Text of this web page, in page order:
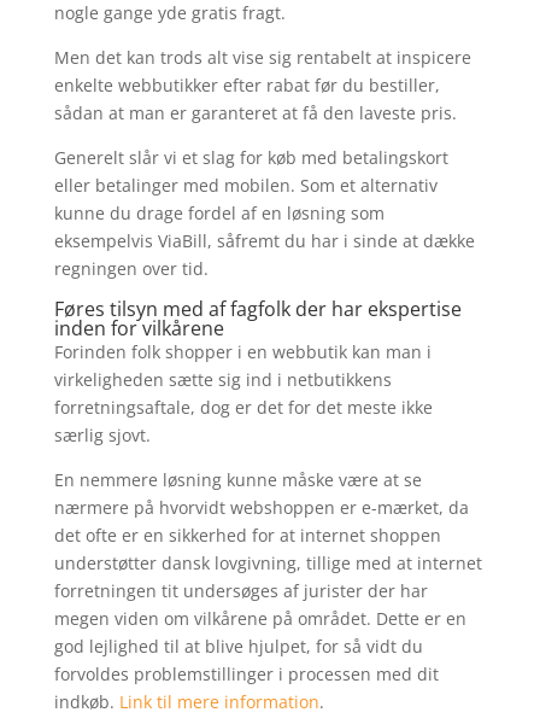
nogle gange yde gratis fragt.
Men det kan trods alt vise sig rentabelt at inspicere
enkelte webbutikker efter rabat før du bestiller,
sådan at man er garanteret at få den laveste pris.
Generelt slår vi et slag for køb med betalingskort
eller betalinger med mobilen. Som et alternativ
kunne du drage fordel af en løsning som
eksempelvis ViaBill, såfremt du har i sinde at dække
regningen over tid.
Føres tilsyn med af fagfolk der har ekspertise
inden for vilkårene
Forinden folk shopper i en webbutik kan man i
virkeligheden sætte sig ind i netbutikkens
forretningsaftale, dog er det for det meste ikke
særlig sjovt.
En nemmere løsning kunne måske være at se
nærmere på hvorvidt webshoppen er e-mærket, da
det ofte er en sikkerhed for at internet shoppen
understøtter dansk lovgivning, tillige med at internet
forretningen tit undersøges af jurister der har
megen viden om vilkårene på området. Dette er en
god lejlighed til at blive hjulpet, for så vidt du
forvoldes problemstillinger i processen med dit
indkøb. Link til mere information.